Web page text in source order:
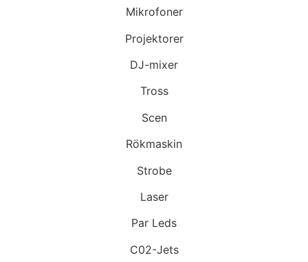
Mikrofoner
Projektorer
DJ-mixer
Tross
Scen
Rökmaskin
Strobe
Laser
Par Leds
C02-Jets